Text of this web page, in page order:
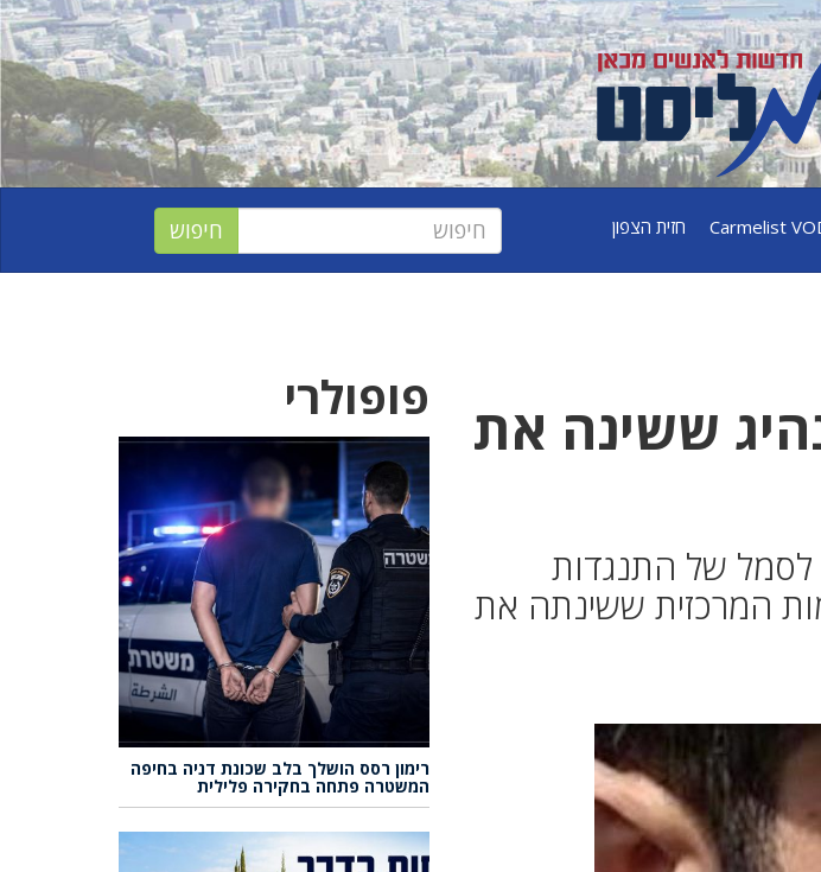
Carmelist חזית הצפון
ששינה את
לסמל של התנגדות
המרכזית ששינתה את
פופולרי
רימון רסס הושלך בלב שכונת דניה בחיפה
המשטרה פתחה בחקירה פלילית